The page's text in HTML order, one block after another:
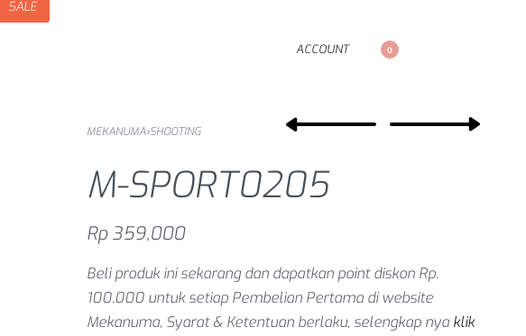
ACCOUNT 0
SALE
MEKANUMA›SHOOTING
M-SPORT0205
Rp359,000
Beli produk ini sekarang dan dapatkan point diskon Rp.
100.000 untuk setiap Pembelian Pertama di website
Mekanuma, Syarat & Ketentuan berlaku, selengkap nya klik